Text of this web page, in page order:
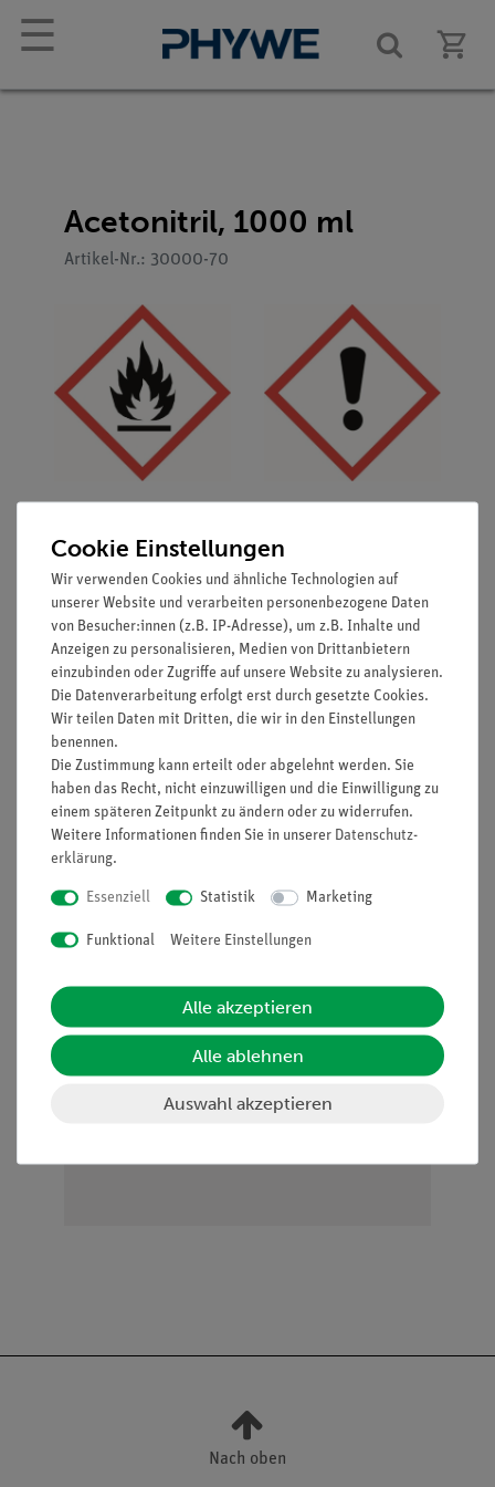
☰
Acetonitril, 1000 ml
Artikel-Nr.: 30000-70
CAS-Nummer: 75-05-8
Signalwort: Gefahr
Gefahrenklasse und
Gefahrenkategorie
Entzündbare Flüssigkeit, Kategorie 2, H225
Akute Toxizität, Kategorie 4, Verschlucken, H302
Akute Toxizität, Kategorie 4, Einatmen, H332
Chemikalien an Privatpersonen verkaufen. Lt.
Wiederverkäufer, berufsmässige Verwender und
Nach oben
Cookie Einstellungen
Wir verwenden Cookies und ähnliche Technologien auf
unserer Website und verarbeiten personenbezogene Daten
von Besucher:innen (z.B. IP-Adresse), um z.B. Inhalte und
Anzeigen zu personalisieren, Medien von Drittanbietern
einzubinden oder Zugriffe auf unsere Website zu analysieren.
Die Datenverarbeitung erfolgt erst durch gesetzte Cookies.
Wir teilen Daten mit Dritten, die wir in den Einstellungen
benennen.
Die Zustimmung kann erteilt oder abgelehnt werden. Sie
haben das Recht, nicht einzuwilligen und die Einwilligung zu
einem späteren Zeitpunkt zu ändern oder zu widerrufen.
Weitere Informationen finden Sie in unserer Daten­schutz­
erklärung.
Essenziell Statistik Marketing
Funktional Weitere Einstellungen
Alle akzeptieren
Alle ablehnen
Auswahl akzeptieren